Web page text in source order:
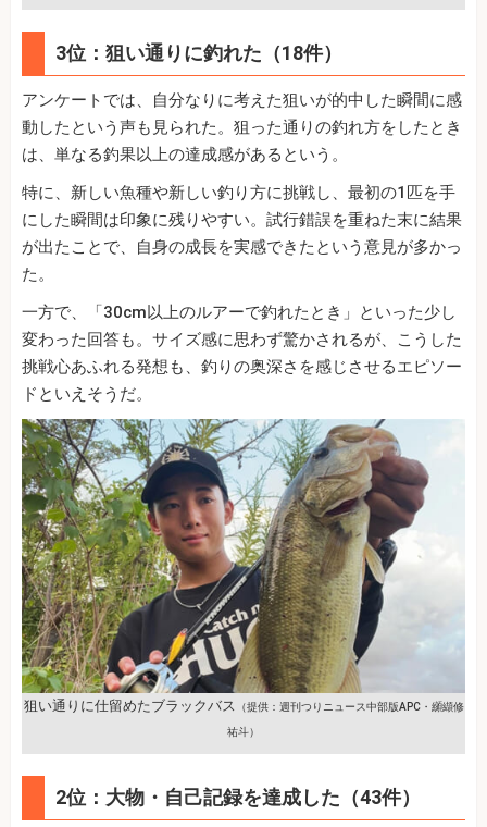
3位：狙い通りに釣れた（18件）
アンケートでは、自分なりに考えた狙いが的中した瞬間に感
動したという声も見られた。狙った通りの釣れ方をしたとき
は、単なる釣果以上の達成感があるという。
特に、新しい魚種や新しい釣り方に挑戦し、最初の1匹を手
にした瞬間は印象に残りやすい。試行錯誤を重ねた末に結果
が出たことで、自身の成長を実感できたという意見が多かっ
た。
一方で、「30cm以上のルアーで釣れたとき」といった少し
変わった回答も。サイズ感に思わず驚かされるが、こうした
挑戦心あふれる発想も、釣りの奥深さを感じさせるエピソー
ドといえそうだ。
狙い通りに仕留めたブラックバス （提供：週刊つりニュース中部版APC・纐纈修
祐斗）
2位：大物・自己記録を達成した（43件）